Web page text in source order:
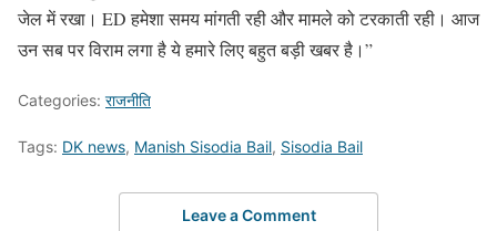
जेल में रखा। ED हमेशा समय मांगती रही और मामले को टरकाती रही। आज
उन सब पर विराम लगा है ये हमारे लिए बहुत बड़ी खबर है।”
Categories: राजनीति
Tags: DK news, Manish Sisodia Bail, Sisodia Bail
Leave a Comment